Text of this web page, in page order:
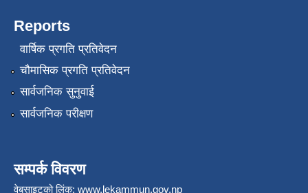
Reports
वार्षिक प्रगति प्रतिवेदन
चौमासिक प्रगति प्रतिवेदन
सार्वजनिक सुनुवाई
सार्वजनिक परीक्षण
सम्पर्क विवरण
वेबसाइटको लिंक: www.lekammun.gov.np